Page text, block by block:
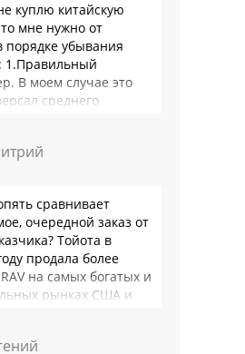
куплю китайскую
мне нужно от
убывания
1.Правильный
В моем случае это
среднего
что она меня
и …
сравнивает
очередной заказ от
Тойота в
продала более
на самых богатых и
рынках США и
статус …